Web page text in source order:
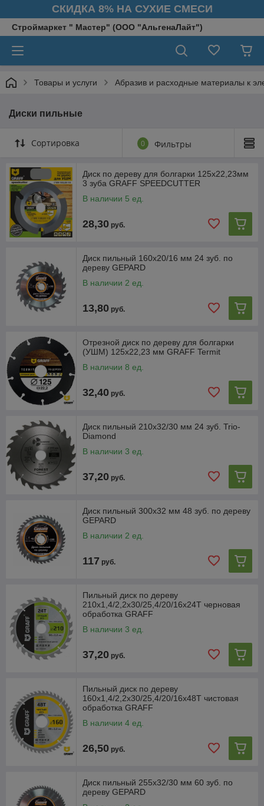
СКИДКА 8% НА СУХИЕ СМЕСИ
Строймаркет " Мастер" (ООО "АльгенаЛайт")
Товары и услуги Абразив и расходные материалы к
Диски пильные
Сортировка 0 Фильтры
Диск по дереву для болгарки 125х22,23мм
3 зуба GRAFF SPEEDCUTTER
В наличии 5 ед.
28,30 руб.
Диск пильный 160х20/16 мм 24 зуб. по
дереву GEPARD
В наличии 2 ед.
13,80 руб.
Отрезной диск по дереву для болгарки
(УШМ) 125x22,23 мм GRAFF Termit
В наличии 8 ед.
32,40 руб.
Диск пильный 210х32/30 мм 24 зуб. Trio-
Diamond
В наличии 3 ед.
37,20 руб.
Диск пильный 300х32 мм 48 зуб. по дереву
GEPARD
В наличии 2 ед.
117 руб.
Пильный диск по дереву
210х1,4/2,2х30/25,4/20/16х24Т черновая
обработка GRAFF
В наличии 3 ед.
37,20 руб.
Пильный диск по дереву
160х1,4/2,2х30/25,4/20/16х48Т чистовая
обработка GRAFF
В наличии 4 ед.
26,50 руб.
Диск пильный 255х32/30 мм 60 зуб. по
дереву GEPARD